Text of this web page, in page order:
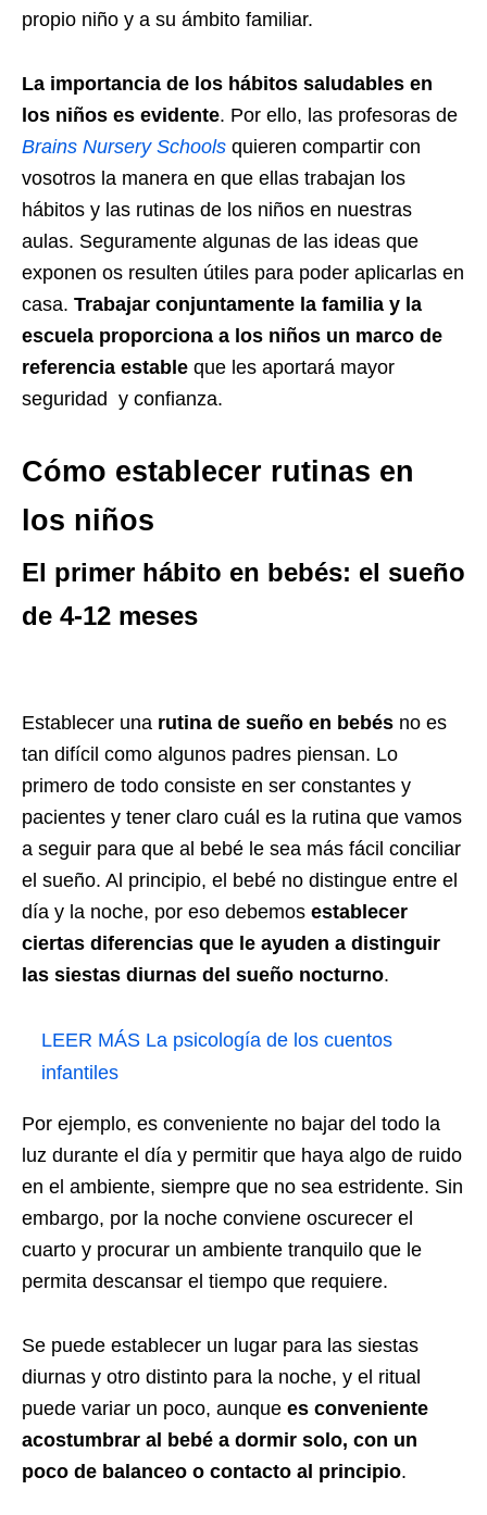
propio niño y a su ámbito familiar.
La importancia de los hábitos saludables en
los niños es evidente. Por ello, las profesoras de
Brains Nursery Schools quieren compartir con
vosotros la manera en que ellas trabajan los
hábitos y las rutinas de los niños en nuestras
aulas. Seguramente algunas de las ideas que
exponen os resulten útiles para poder aplicarlas en
casa. Trabajar conjuntamente la familia y la
escuela proporciona a los niños un marco de
referencia estable que les aportará mayor
seguridad y confianza.
Cómo establecer rutinas en
los niños
El primer hábito en bebés: el sueño
de 4-12 meses
Establecer una rutina de sueño en bebés no es
tan difícil como algunos padres piensan. Lo
primero de todo consiste en ser constantes y
pacientes y tener claro cuál es la rutina que vamos
a seguir para que al bebé le sea más fácil conciliar
el sueño. Al principio, el bebé no distingue entre el
día y la noche, por eso debemos establecer
ciertas diferencias que le ayuden a distinguir
las siestas diurnas del sueño nocturno.
LEER MÁS La psicología de los cuentos
infantiles
Por ejemplo, es conveniente no bajar del todo la
luz durante el día y permitir que haya algo de ruido
en el ambiente, siempre que no sea estridente. Sin
embargo, por la noche conviene oscurecer el
cuarto y procurar un ambiente tranquilo que le
permita descansar el tiempo que requiere.
Se puede establecer un lugar para las siestas
diurnas y otro distinto para la noche, y el ritual
puede variar un poco, aunque es conveniente
acostumbrar al bebé a dormir solo, con un
poco de balanceo o contacto al principio.